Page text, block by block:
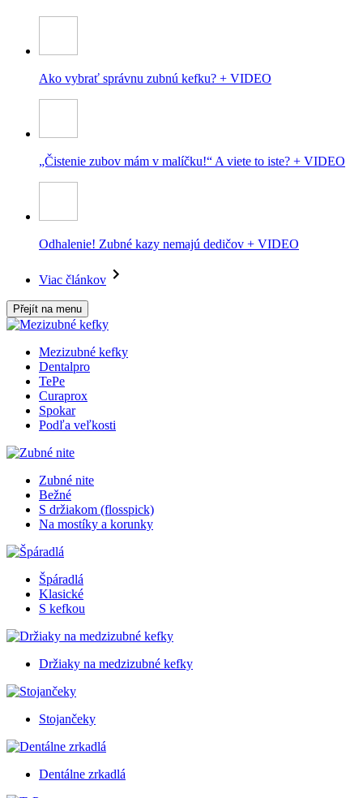
Ako vybrať správnu zubnú kefku? + VIDEO
„Čistenie zubov mám v malíčku!“ A viete to iste? + VIDEO
Odhalenie! Zubné kazy nemajú dedičov + VIDEO
Viac článkov
Přejít na menu
Mezizubné kefky
Dentalpro
TePe
Curaprox
Spokar
Podľa veľkosti
Zubné nite
Bežné
S držiakom (flosspick)
Na mostíky a korunky
Špáradlá
Klasické
S kefkou
Držiaky na medzizubné kefky
Stojančeky
Dentálne zrkadlá